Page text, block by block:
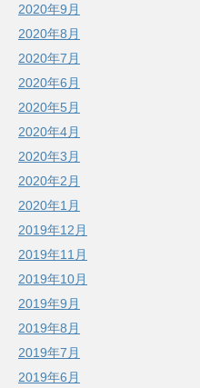
2020年9月
2020年8月
2020年7月
2020年6月
2020年5月
2020年4月
2020年3月
2020年2月
2020年1月
2019年12月
2019年11月
2019年10月
2019年9月
2019年8月
2019年7月
2019年6月